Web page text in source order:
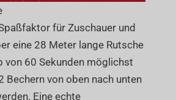
für Zuschauer und
eine 28 Meter lange Rutsche
von 60 Sekunden möglichst
Bechern von oben nach unten
Eine echte